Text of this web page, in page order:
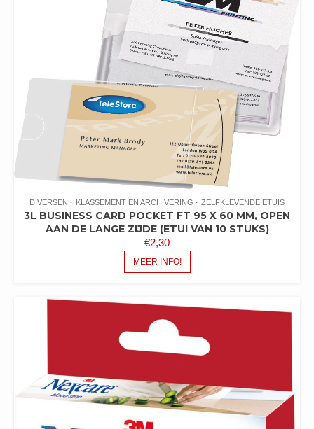
DIVERSEN KLASSEMENT EN ARCHIVERING ZELFKLEVENDE ETUIS
3L BUSINESS CARD POCKET FT 95 X 60 MM, OPEN
AAN DE LANGE ZIJDE (ETUI VAN 10 STUKS)
€2,30
MEER INFO!